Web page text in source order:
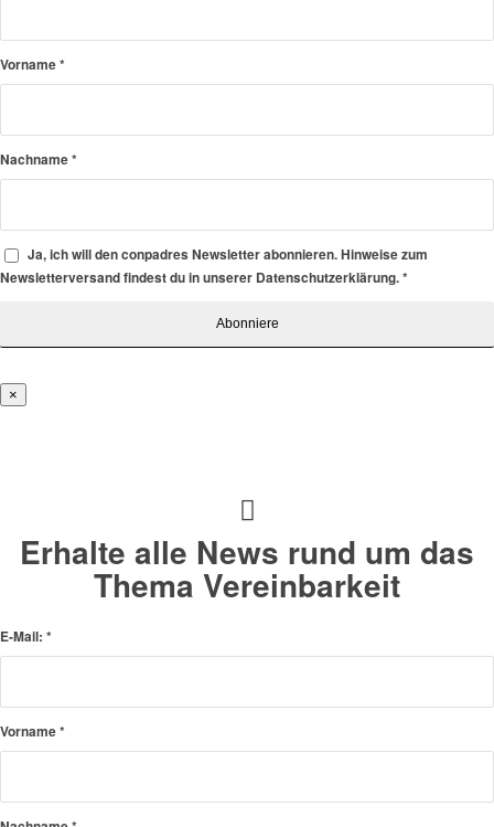
Vorname*
Nachname*
Ja, ich will den conpadres Newsletter abonnieren. Hinweise zum
Newsletterversand findest du in unserer Datenschutzerklärung.*
×
Erhalte alle News rund um das
Thema Vereinbarkeit
E-Mail: *
Vorname*